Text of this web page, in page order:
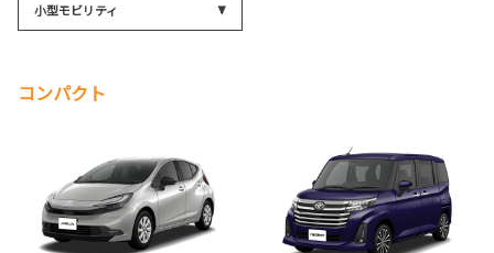
小型モビリティ
コンパクト